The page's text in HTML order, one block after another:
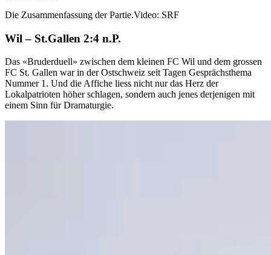
Die Zusammenfassung der Partie.Video: SRF
Wil – St.Gallen 2:4 n.P.
Das «Bruderduell» zwischen dem kleinen FC Wil und dem grossen
FC St. Gallen war in der Ostschweiz seit Tagen Gesprächsthema
Nummer 1. Und die Affiche liess nicht nur das Herz der
Lokalpatrioten höher schlagen, sondern auch jenes derjenigen mit
einem Sinn für Dramaturgie.